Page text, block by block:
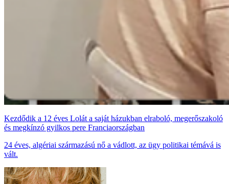
Kezdődik a 12 éves Lolát a saját házukban elraboló, megerőszakoló
és megkínzó gyilkos pere Franciaországban
24 éves, algériai származású nő a vádlott, az ügy politikai témává is
vált.